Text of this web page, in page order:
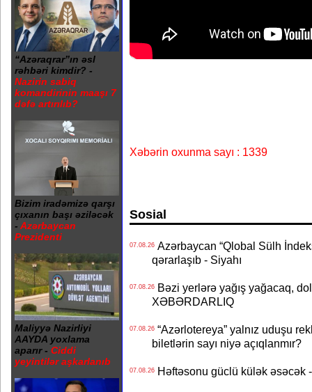
“Azəraqrar”ın əsl
rəhbəri kimdir? -
Nazirin sabiq
komandirinin maaşı 7
dəfə artırılıb?
Bizim iradəmizə qarşı
çıxanın başı əziləcək
- Azərbaycan
Prezidenti
Maliyyə Nazirliyi
AAYDA yoxlama
aparır - Ciddi
yeyintilər aşkarlanıb
Xəbərin oxunma sayı : 1339
Sosial
07.08.26Azərbaycan “Qlobal Sülh
qərarlaşıb - Siyahı
07.08.26Bəzi yerlərə yağış yağacaq,
XƏBƏRDARLIQ
07.08.26“Azərlotereya” yalnız uduşu
biletlərin sayı niyə açıqlanmır?
07.08.26Həftəsonu güclü külək əsəcək